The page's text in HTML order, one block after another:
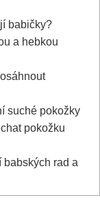
⁤babičky?
a hebkou
suché pokožky
pokožku
rad a